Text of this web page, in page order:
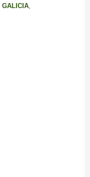
GALICIA,